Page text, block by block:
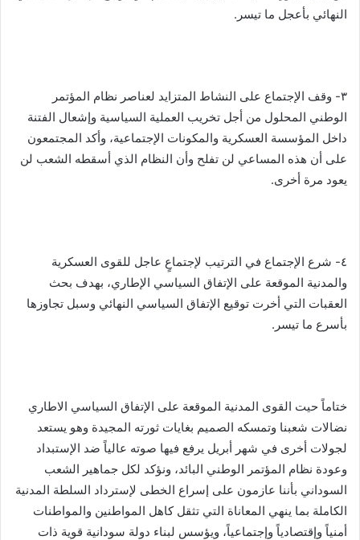
النهائي بأعجل ما تيسر.
٣- وقف الإجتماع على النشاط المتزايد لعناصر نظام المؤتمر
الوطني المحلول من أجل تخريب العملية السياسية وإشعال الفتنة
داخل المؤسسة العسكرية والمكونات الإجتماعية، وأكد المجتمعون
على أن هذه المساعي لن تفلح وأن النظام الذي أسقطه الشعب لن
يعود مرة أخرى.
٤- شرع الإجتماع في الترتيب لإجتماعٍ عاجل للقوى العسكرية
والمدنية الموقعة على الإتفاق السياسي الإطاري، بهدف بحث
العقبات التي أخرت توقيع الإتفاق السياسي النهائي وسبل تجاوزها
بأسرع ما تيسر.
ختاماً حيت القوى المدنية الموقعة على الإتفاق السياسي الاطاري
نضالات شعبنا وتمسكه الصميم بغايات ثورته المجيدة وهو يستعد
لجولات أخرى في شهر أبريل يرفع فيها صوته عالياً ضد الإستبداد
وعودة نظام المؤتمر الوطني البائد، ونؤكد لكل جماهير الشعب
السوداني بأننا عازمون على إسراع الخطى لإسترداد السلطة المدنية
الكاملة بما ينهي المعاناة التي تثقل كاهل المواطنين والمواطنات
أمنياً وإقتصادياً وإجتماعياً، ويؤسس لبناء دولة سودانية قوية ذات